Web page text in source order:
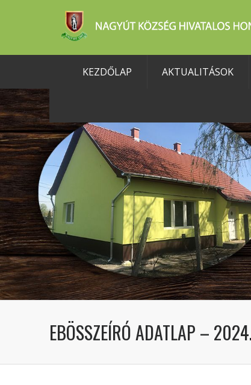
KEZDŐLAP AKTUALITÁSOK
EBÖSSZEÍRÓ ADATLAP –